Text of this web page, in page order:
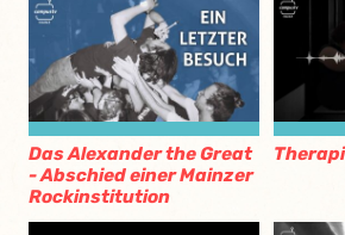
Das Alexander the Great
- Abschied einer Mainzer
Rockinstitution